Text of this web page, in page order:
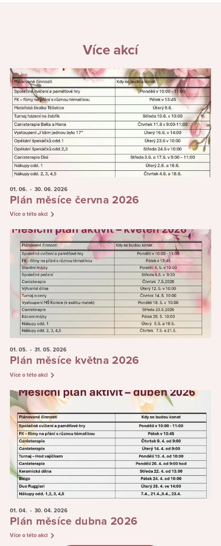
Více akcí
01. 06. - 30. 06. 2026
Plán měsíce června 2026
Více o této akci
01. 05. - 31. 05. 2026
Plán měsíce května 2026
Více o této akci
01. 04. - 30. 04. 2026
Plán měsíce dubna 2026
Více o této akci